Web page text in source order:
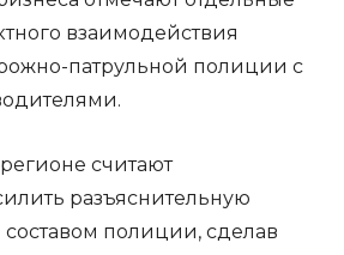
взаимодействия
патрульной полиции с
считают
разъяснительную
полиции, сделав